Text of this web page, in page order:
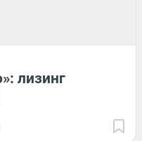
лизинг